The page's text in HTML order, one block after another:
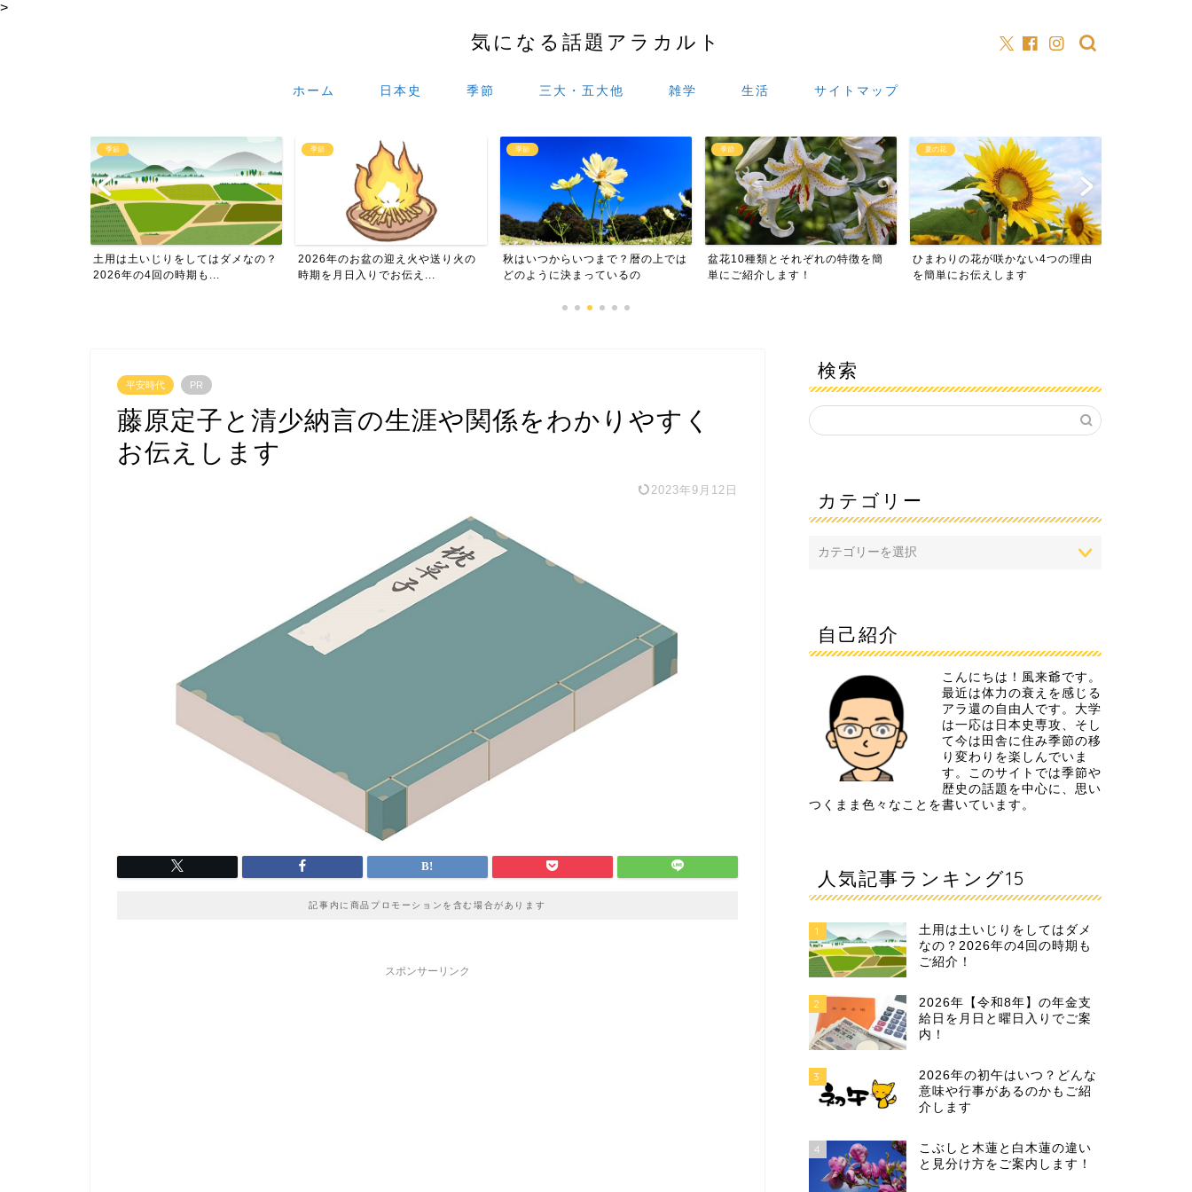
>
気になる話題アラカルト
ホーム 日本史 季節 三大・五大他 雑学 生活 サイトマップ
をしてはダメなの？
2026年のお盆の迎え火や送り火の
時期を月日入りでお伝え...
秋はいつからいつまで？暦の上では
どのように決まっているの
盆花10種類とそれぞれの特徴を簡
単にご紹介します！
夏の花
ひまわりの花が咲かない4つの理由
を簡単にお伝えします
季節
2026年の山の日いつ？祝日になっ
た由来や意味もご紹介し...
平安時代 PR
藤原定子と清少納言の生涯や関係をわかりやすく
お伝えします
2023年9月12日
記事内に商品プロモーションを含む場合があります
スポンサーリンク
検索
カテゴリー
自己紹介
こんにちは！風来爺です。
最近は体力の衰えを感じる
アラ還の自由人です。大学
は一応は日本史専攻、そし
て今は田舎に住み季節の移
り変わりを楽しんでいま
す。このサイトでは季節や
歴史の話題を中心に、思い
つくまま色々なことを書いています。
人気記事ランキング15
1
土用は土いじりをしてはダメ
なの？2026年の4回の時期も
ご紹介！
2
2026年【令和8年】の年金支
給日を月日と曜日入りでご案
内！
3
2026年の初午はいつ？どんな
意味や行事があるのかもご紹
介します
4
こぶしと木蓮と白木蓮の違い
と見分け方をご案内します！